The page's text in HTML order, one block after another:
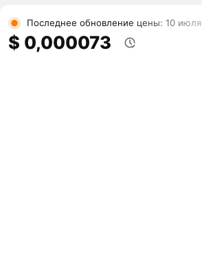
Последнее обновление цены: 10 июля
$ 0,000073